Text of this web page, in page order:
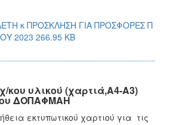
κ ΠΡΟΣΚΛΗΣΗ ΓΙΑ ΠΡΟΣΦΟΡΕΣ Π
2023 266.95 KB
κου υλικού (χαρτιά,Α4-Α3)
ΔΟΠΑΦΜΑΗ
εκτυπωτικού χαρτιού για τις